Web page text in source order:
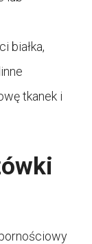
białka,
tkanek i